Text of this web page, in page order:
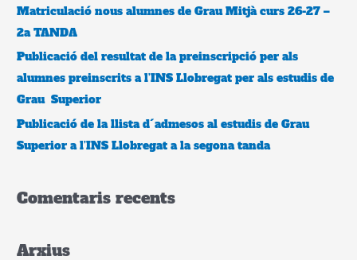
Matriculació nous alumnes de Grau Mitjà curs 26-27 –
2a TANDA
Publicació del resultat de la preinscripció per als
alumnes preinscrits a l’INS Llobregat per als estudis de
Grau Superior
Publicació de la llista d´admesos al estudis de Grau
Superior a l’INS Llobregat a la segona tanda
Comentaris recents
Arxius